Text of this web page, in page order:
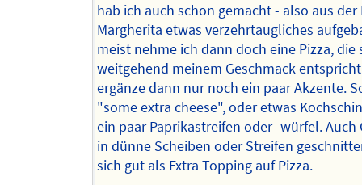
hab ich auch schon gemacht - also aus der
Margherita etwas verzehrtaugliches
meist nehme ich dann doch eine Pizza, die
weitgehend meinem Geschmack
ergänze dann nur noch ein paar Akzente.
"some extra cheese", oder etwas
ein paar Paprikastreifen oder -würfel. Auch
in dünne Scheiben oder Streifen
sich gut als Extra Topping auf Pizza.